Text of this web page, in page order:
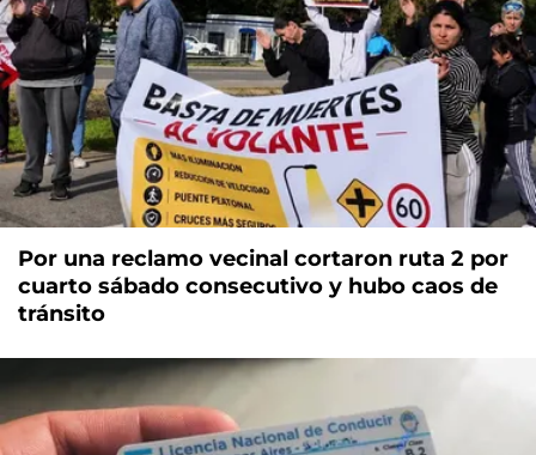
Por una reclamo vecinal cortaron ruta 2 por
cuarto sábado consecutivo y hubo caos de
tránsito